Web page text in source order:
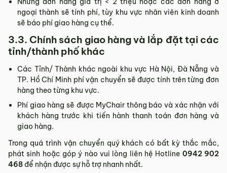
ngoại thành sẽ tính phí, tùy khu vực nhân viên kinh doanh
sẽ báo phí giao hàng cụ thể.
3.3. Chính sách giao hàng và lắp đặt tại các
tỉnh/thành phố khác
Các Tỉnh/ Thành khác ngoài khu vực Hà Nội, Đà Nẵng và
TP. Hồ Chí Minh phí vận chuyển sẽ được tính trên từng đơn
hàng theo từng khu vực.
Phí giao hàng sẽ được MyChair thông báo và xác nhận với
khách hàng trước khi tiến hành thanh toán đơn hàng và
giao hàng.
Trong quá trình vận chuyển quý khách có bất kỳ thắc mắc,
phát sinh hoặc góp ý nào vui lòng liên hệ Hotline 0942 902
468 để nhận được sự hỗ trợ nhanh nhất.